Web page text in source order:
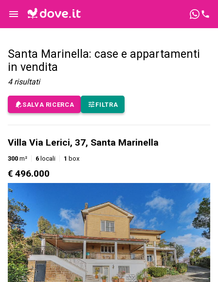
Santa Marinella: case e appartamenti
in vendita
4 risultati
SALVA RICERCA FILTRA
Villa Via Lerici, 37, Santa Marinella
300 m² 6 locali 1 box
€ 496.000